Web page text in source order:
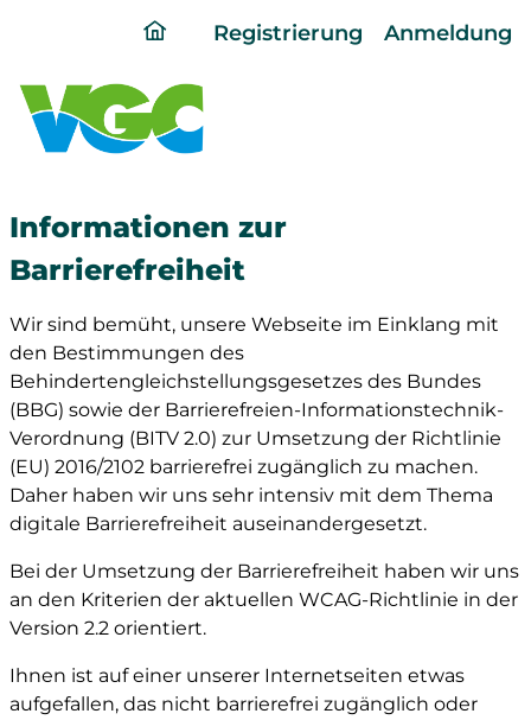
ding
page
Registrierung Anmeldung
Informationen zur
Barrierefreiheit
Wir sind bemüht, unsere Webseite im Einklang mit
den Bestimmungen des
Behindertengleichstellungsgesetzes des Bundes
(BBG) sowie der Barrierefreien-Informationstechnik-
Verordnung (BITV 2.0) zur Umsetzung der Richtlinie
(EU) 2016/2102 barrierefrei zugänglich zu machen.
Daher haben wir uns sehr intensiv mit dem Thema
digitale Barrierefreiheit auseinandergesetzt.
Bei der Umsetzung der Barrierefreiheit haben wir uns
an den Kriterien der aktuellen WCAG-Richtlinie in der
Version 2.2 orientiert.
Ihnen ist auf einer unserer Internetseiten etwas
aufgefallen, das nicht barrierefrei zugänglich oder